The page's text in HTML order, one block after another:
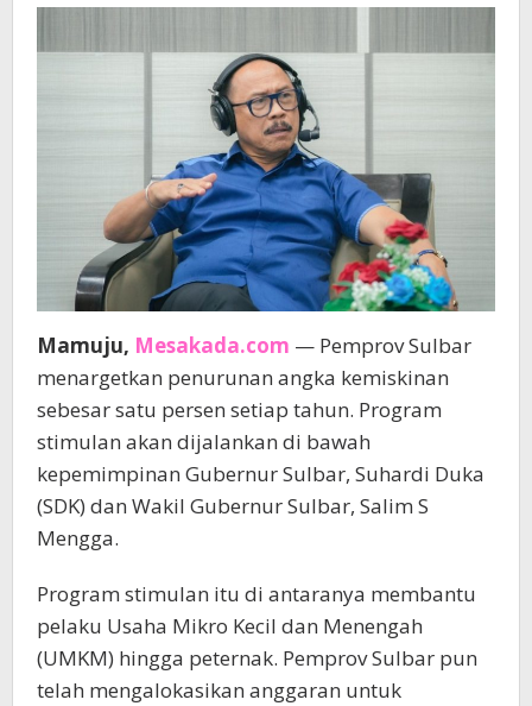
Hingga
Mamuju, Mesakada.com — Pemprov Sulbar
menargetkan penurunan angka kemiskinan
sebesar satu persen setiap tahun. Program
stimulan akan dijalankan di bawah
kepemimpinan Gubernur Sulbar, Suhardi Duka
(SDK) dan Wakil Gubernur Sulbar, Salim S
Mengga.
Program stimulan itu di antaranya membantu
pelaku Usaha Mikro Kecil dan Menengah
(UMKM) hingga peternak. Pemprov Sulbar pun
telah mengalokasikan anggaran untuk